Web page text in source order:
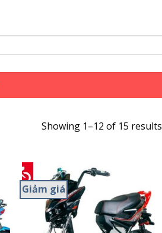
Showing 1–12 of 15 results
Giảm giá